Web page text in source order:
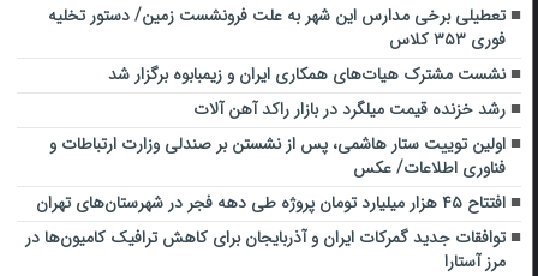
تعطیلی برخی مدارس این شهر به علت فرونشست زمین/ دستور تخلیه
فوری ۳۵۳ کلاس
نشست مشترک هیات‌های همکاری ایران و زیمبابوه برگزار شد
رشد خزنده قیمت میلگرد در بازار راکد آهن آلات
اولین توییت ستار هاشمی، پس از نشستن بر صندلی وزارت ارتباطات و
فناوری اطلاعات/ عکس
افتتاح ۴۵ هزار میلیارد تومان پروژه طی دهه فجر در شهرستان‌های تهران
توافقات جدید گمرکات ایران و آذربایجان برای کاهش ترافیک کامیون‌ها در
مرز آستارا